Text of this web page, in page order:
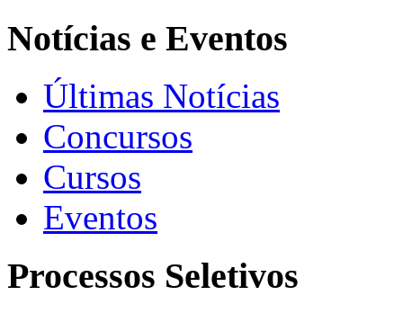
Notícias e Eventos
Últimas Notícias
Concursos
Cursos
Eventos
Processos Seletivos